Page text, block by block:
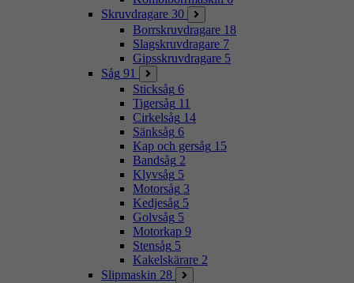
Skruvdragare 30
Borrskruvdragare 18
Slagskruvdragare 7
Gipsskruvdragare 5
Såg 91
Sticksåg 6
Tigersåg 11
Cirkelsåg 14
Sänksåg 6
Kap och gersåg 15
Bandsåg 2
Klyvsåg 5
Motorsåg 3
Kedjesåg 5
Golvsåg 5
Motorkap 9
Stensåg 5
Kakelskärare 2
Slipmaskin 28